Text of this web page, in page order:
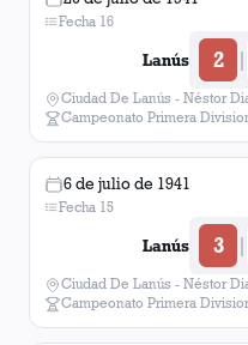
Fecha 16
Lanús 2 |
Ciudad De Lanús - Néstor
Campeonato Primera
6 de julio de 1941
Fecha 15
Lanús 3 |
Ciudad De Lanús - Néstor
Campeonato Primera